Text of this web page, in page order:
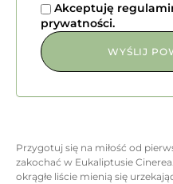
Akceptuję
prywatności.
Przygotuj się na miłość od
zakochać w Eukaliptusie
okrągłe liście mienią się